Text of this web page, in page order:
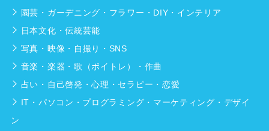
園芸・ガーデニング・フラワー・DIY・インテリア
日本文化・伝統芸能
写真・映像・自撮り・SNS
音楽・楽器・歌（ボイトレ）・作曲
占い・自己啓発・心理・セラピー・恋愛
IT・パソコン・プログラミング・マーケティング・デザイ
ン